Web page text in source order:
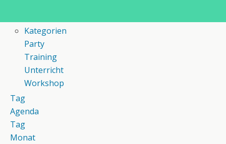
Kategorien
Party
Training
Unterricht
Workshop
Tag
Agenda
Tag
Monat